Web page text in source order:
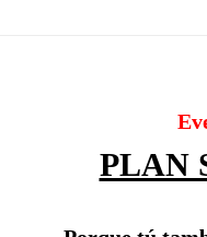
PLAN